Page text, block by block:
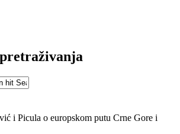
i Picula o europskom putu Crne Gore i